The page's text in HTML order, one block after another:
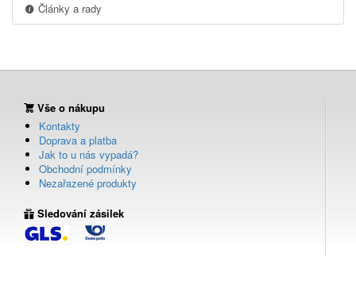
Články a rady
Vše o nákupu
Kontakty
Doprava a platba
Jak to u nás vypadá?
Obchodní podmínky
Nezařazené produkty
Sledování zásilek